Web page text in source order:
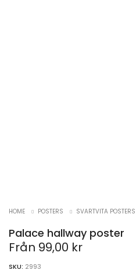
HOME POSTERS SVARTVITA POSTERS
Palace hallway poster
Från 99,00 kr
SKU: 2993